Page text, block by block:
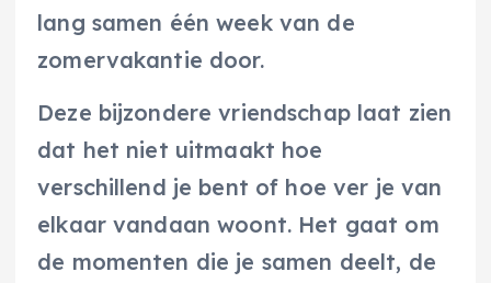
lang samen één week van de
zomervakantie door.
Deze bijzondere vriendschap laat zien
dat het niet uitmaakt hoe
verschillend je bent of hoe ver je van
elkaar vandaan woont. Het gaat om
de momenten die je samen deelt, de